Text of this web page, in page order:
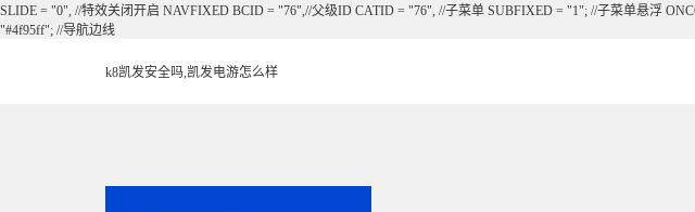
SLIDE = "0", //特效关闭开启 NAVFIXED BCID = "76",//父级ID CATID = "76", //子菜单 SUBFIXED = "1"; //子菜单悬浮
"#4f95ff"; //导航边线
k8凯发安全吗,凯发电游怎么样